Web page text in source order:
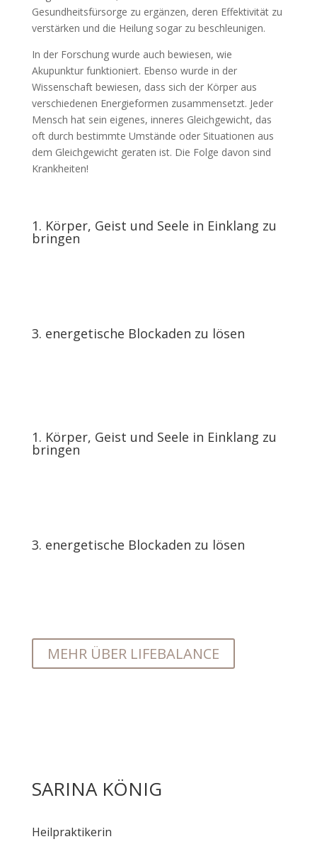
Gesundheitsfürsorge zu ergänzen, deren Effektivität zu
verstärken und die Heilung sogar zu beschleunigen.
In der Forschung wurde auch bewiesen, wie
Akupunktur funktioniert. Ebenso wurde in der
Wissenschaft bewiesen, dass sich der Körper aus
verschiedenen Energieformen zusammensetzt. Jeder
Mensch hat sein eigenes, inneres Gleichgewicht, das
oft durch bestimmte Umstände oder Situationen aus
dem Gleichgewicht geraten ist. Die Folge davon sind
Krankheiten!
1. Körper, Geist und Seele in Einklang zu
bringen
3. energetische Blockaden zu lösen
1. Körper, Geist und Seele in Einklang zu
bringen
3. energetische Blockaden zu lösen
MEHR ÜBER LIFEBALANCE
SARINA KÖNIG
Heilpraktikerin